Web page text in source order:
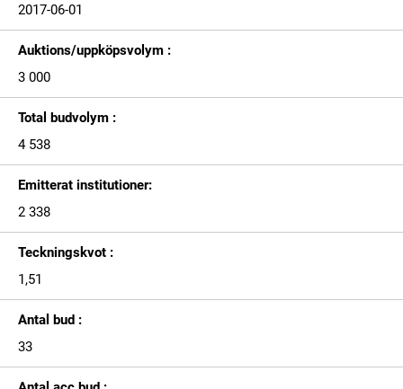
2017-06-01
Auktions/uppköpsvolym :
3 000
Total budvolym :
4 538
Emitterat institutioner:
2 338
Teckningskvot :
1,51
Antal bud :
33